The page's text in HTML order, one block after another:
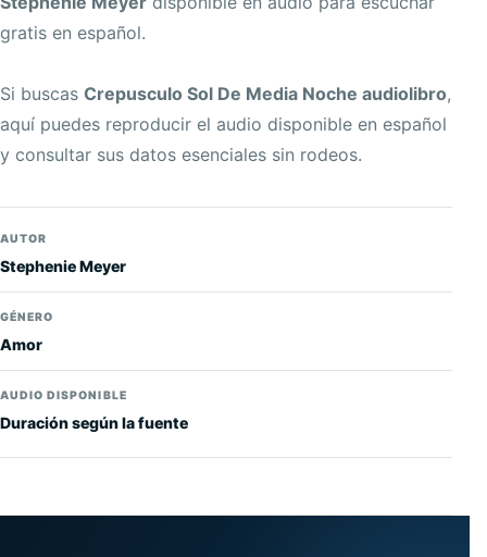
gratis en español.
Si buscas Crepusculo Sol De Media Noche audiolibro,
aquí puedes reproducir el audio disponible en español
y consultar sus datos esenciales sin rodeos.
AUTOR
Stephenie Meyer
GÉNERO
Amor
AUDIO DISPONIBLE
Duración según la fuente